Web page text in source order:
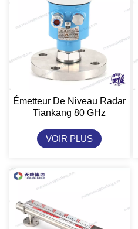
Émetteur De Niveau Radar
Tiankang 80 GHz
VOIR PLUS